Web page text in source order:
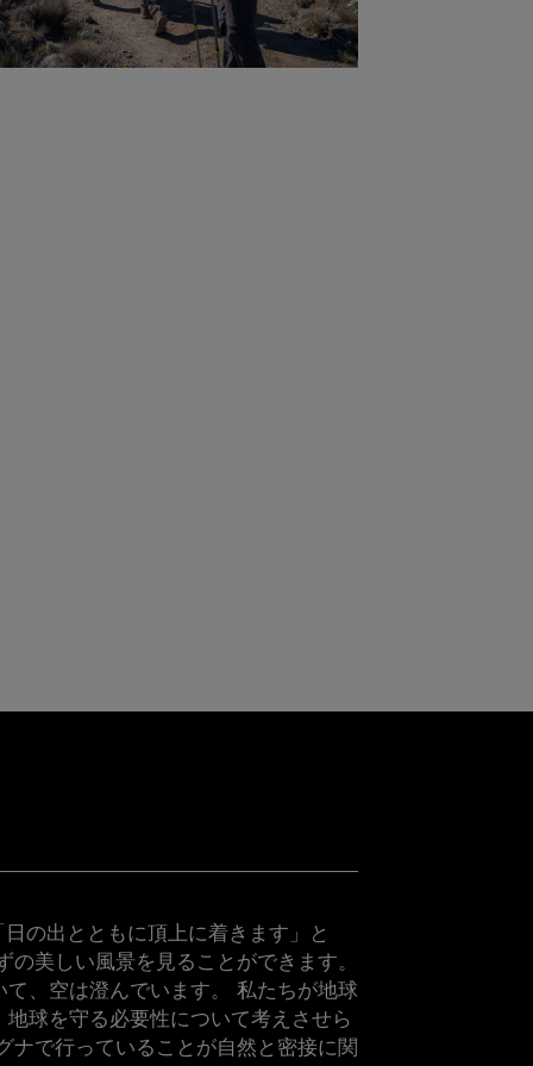
の出とともに頂上に着きます」と
の美しい風景を見ることができます。
、空は澄んでいます。 私たちが地球
球を守る必要性について考えさせら
ナで行っていることが自然と密接に関